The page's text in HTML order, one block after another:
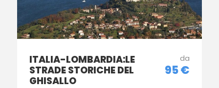
ITALIA-LOMBARDIA:LE
STRADE STORICHE DEL
GHISALLO
da
95 €